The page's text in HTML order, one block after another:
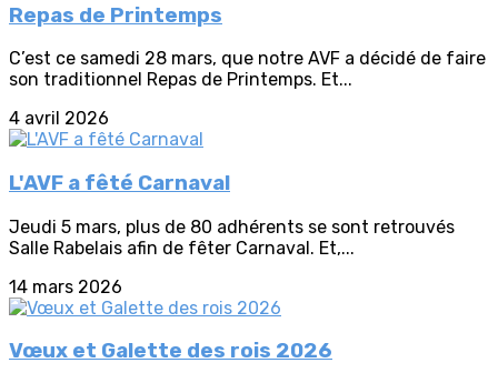
Repas de Printemps
C’est ce samedi 28 mars, que notre AVF a décidé de faire
son traditionnel Repas de Printemps. Et...
4 avril 2026
L'AVF a fêté Carnaval
Jeudi 5 mars, plus de 80 adhérents se sont retrouvés
Salle Rabelais afin de fêter Carnaval. Et,...
14 mars 2026
Vœux et Galette des rois 2026